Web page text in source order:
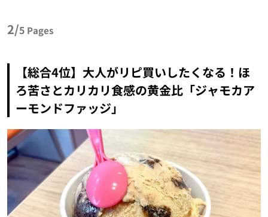
2/5 Pages
【総合4位】大人がリピ買いしたくなる！ほ
ろ苦さとカリカリ食感の黄金比「ジャモカア
ーモンドファッジ」